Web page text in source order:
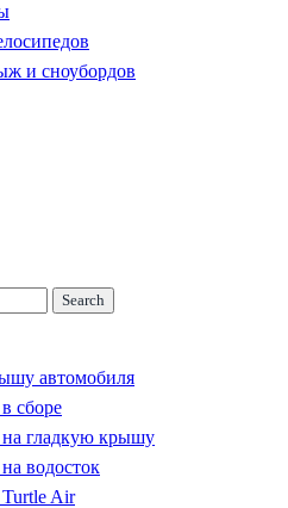
и сноубордов
Search
автомобиля
сборе
гладкую крышу
водосток
Air